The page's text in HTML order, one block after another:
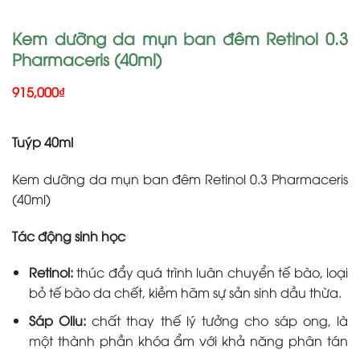
Kem dưỡng da mụn ban đêm Retinol 0.3
Pharmaceris (40ml)
915,000₫
Tuýp 40ml
Kem dưỡng da mụn ban đêm Retinol 0.3 Pharmaceris
(40ml)
Tác động sinh học
Retinol:thúc đẩy quá trình luân chuyển tế bào, loại
bỏ tế bào da chết, kiềm hãm sự sản sinh dầu thừa.
Sáp Oliu: chất thay thế lý tưởng cho sáp ong, là
một thành phần khóa ẩm với khả năng phân tán